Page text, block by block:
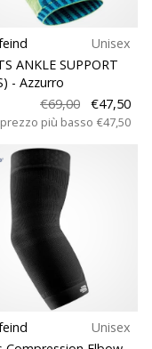
Unisex
ANKLE SUPPORT
- Azzurro
€69,00
€47,50
più basso €47,50
Unisex